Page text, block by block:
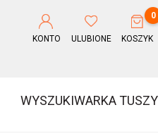
KONTO ULUBIONE
0
KOSZYK
WYSZUKIWARKA